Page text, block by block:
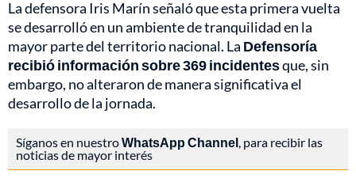
La defensora Iris Marín señaló que esta primera vuelta
se desarrolló en un ambiente de tranquilidad en la
mayor parte del territorio nacional. La Defensoría
recibió información sobre 369 incidentesque, sin
embargo, no alteraron de manera significativa el
desarrollo de la jornada.
Síganos en nuestroWhatsApp Channel, para recibir las
noticias de mayor interés